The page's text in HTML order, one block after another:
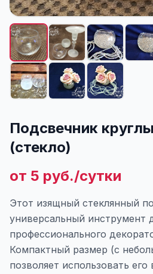
Подсвечник
(стекло)
от 5 руб./сутки
Этот изящный стеклянный
универсальный инструмент
профессионального
Компактный размер (с
позволяет использовать его